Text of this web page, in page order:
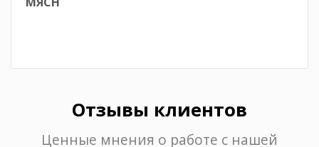
Отзывы клиентов
Ценные мнения о работе с нашей